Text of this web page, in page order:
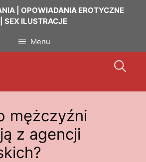
| OPOWIADANIA EROTYCZNE
| SEX ILUSTRACJE
Menu
mężczyźni
z agencji